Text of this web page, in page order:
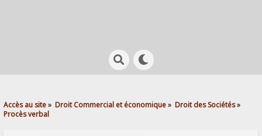
Accès au site» Droit Commercial et économique» Droit des Sociétés»
Procès verbal